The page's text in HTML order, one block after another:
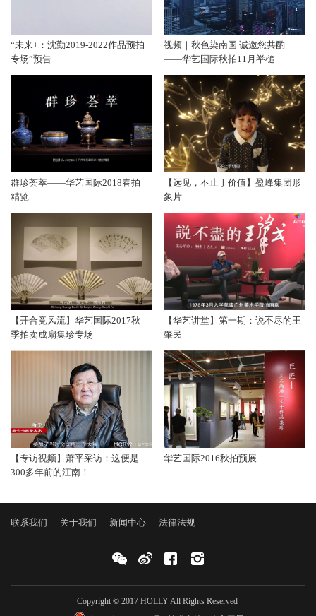
“未来+：沈勤2019-2022作品预拍
专场”预告
视频｜秋色染南国 诚邀您共酌
——华艺国际秋拍11月举槌
群珍荟萃——华艺国际2018春拍
精览
【远见，不止于价值】盈峰集团形
象片
【开合竞风流】华艺国际2017秋
季拍卖成扇集珍专场
【华艺讲堂】第一期：说不尽的王
肇民
【专访视频】萧平采访：这便是
300多年前的江南！
华艺国际2016秋拍预展
联系我们 关于我们 新闻中心 法律法规
Copyright © 2017 HOLLY All Rights Reserved